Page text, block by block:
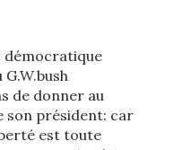
démocratique
de donner au
son président: car
est toute